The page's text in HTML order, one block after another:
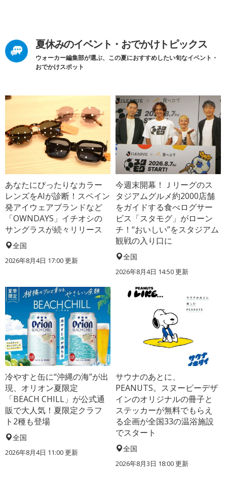
夏休みのイベント・おでかけトピックス
ウォーカー編集部が選ぶ、この夏におすすめしたい旬なイベント・
おでかけスポット
あなたにぴったりなカラー
レンズをAIが診断！スペイン
発アイウェアブランドなど
「OWNDAYS」イチオシの
サングラスが続々リリース
全国
2026年8月4日 17:00更新
今週末開幕！Ｊリーグのス
タジアムグルメ約2000店舗
をガイドする食べログサー
ビス「スタモグ」がローン
チ！“おいしい”をスタジアム
観戦の入り口に
全国
2026年8月4日 14:50更新
冷やすと缶に“沖縄の海”が出
現、オリオン夏限定
「BEACH CHILL」が公式通
販で大人気！夏限定クラフ
ト2種も登場
全国
2026年8月4日 11:00更新
サウナのあとに、
PEANUTS。スヌーピーデザ
インのオリジナルの冊子と
ステッカーが無料でもらえ
る企画が全国33の温浴施設
でスタート
全国
2026年8月3日 18:00更新